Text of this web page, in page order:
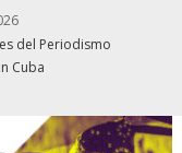
del Periodismo
Cuba